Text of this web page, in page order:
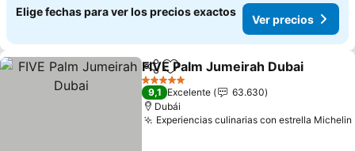
Elige fechas para ver los precios exactos
Ver precios
CompartirAgregar a favoritos
FIVE Palm Jumeirah Dubai
5 Estrellas
9,1 Excelente
63.630
Dubái
Experiencias culinarias con estrella Michelin